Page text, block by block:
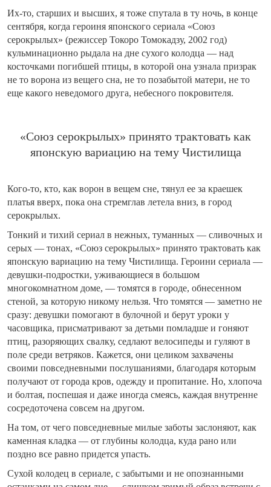
Их-то, старших и высших, я тоже спутала в ту ночь, в конце
сентября, когда героиня японского сериала «Союз
серокрылых» (режиссер Токоро Томокадзу, 2002 год)
кульминационно рыдала на дне сухого колодца — над
косточками погибшей птицы, в которой она узнала призрак
не то ворона из вещего сна, не то позабытой матери, не то
еще какого неведомого друга, небесного покровителя.
«Союз серокрылых» принято трактовать как
японскую вариацию на тему Чистилища
Кого-то, кто, как ворон в вещем сне, тянул ее за краешек
платья вверх, пока она стремглав летела вниз, в город
серокрылых.
Тонкий и тихий сериал в нежных, туманных — сливочных и
серых — тонах, «Союз серокрылых» принято трактовать как
японскую вариацию на тему Чистилища. Героини сериала —
девушки-подростки, уживающиеся в большом
многокомнатном доме, — томятся в городе, обнесенном
стеной, за которую никому нельзя. Что томятся — заметно не
сразу: девушки помогают в булочной и берут уроки у
часовщика, присматривают за детьми помладше и гоняют
птиц, разоряющих свалку, седлают велосипеды и гуляют в
поле среди ветряков. Кажется, они целиком захвачены
своими повседневными послушаниями, благодаря которым
получают от города кров, одежду и пропитание. Но, хлопоча
и болтая, поспешая и даже иногда смеясь, каждая внутренне
сосредоточена совсем на другом.
На том, от чего повседневные милые заботы заслоняют, как
каменная кладка — от глубины колодца, куда рано или
поздно все равно придется упасть.
Сухой колодец в сериале, с забытыми и не опознанными